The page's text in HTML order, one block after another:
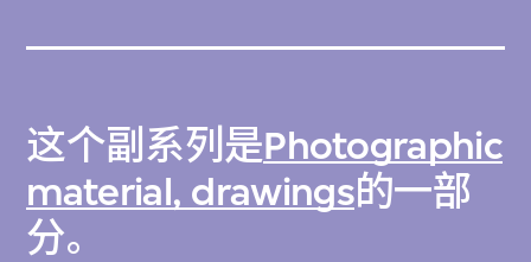
这个副系列是Photographic
material, drawings的一部
分。